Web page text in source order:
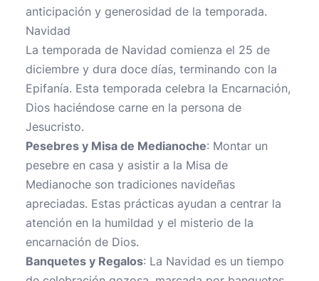
anticipación y generosidad de la temporada.
Navidad
La temporada de Navidad comienza el 25 de
diciembre y dura doce días, terminando con la
Epifanía. Esta temporada celebra la Encarnación,
Dios haciéndose carne en la persona de
Jesucristo.
Pesebres y Misa de Medianoche: Montar un
pesebre en casa y asistir a la Misa de
Medianoche son tradiciones navideñas
apreciadas. Estas prácticas ayudan a centrar la
atención en la humildad y el misterio de la
encarnación de Dios.
Banquetes y Regalos: La Navidad es un tiempo